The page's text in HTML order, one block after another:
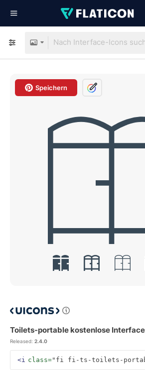
Speichern
Toilets-portable kostenlose
Released: 2.4.0
<i class="fi fi-ts-toilets-